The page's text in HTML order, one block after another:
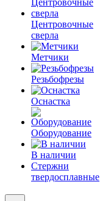
Центровочные
сверла
Метчики
Резьбофрезы
Оснастка
Оборудование
В наличии
Стержни
твердосплавные